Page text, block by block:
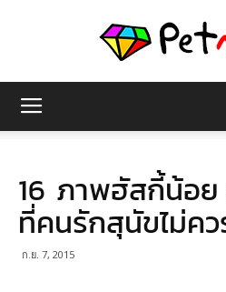
มา
16 ภาพฮัสกี้น้อ
ที่คนรักสุนัขไม่ค
ก.ย. 7, 2015